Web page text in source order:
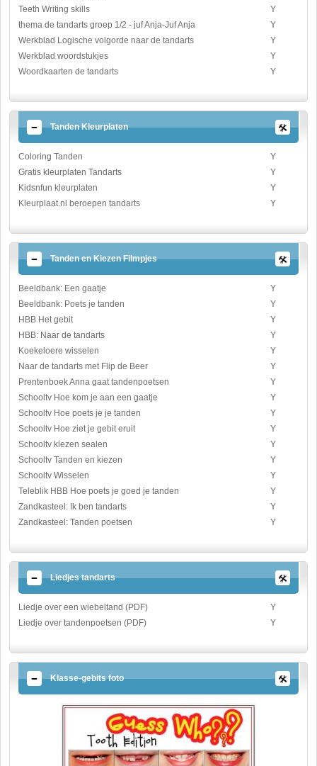
Teeth Writing skills
Y
thema de tandarts groep 1/2 - juf Anja-Juf Anja
Y
Werkblad Logische volgorde naar de tandarts
Y
Werkblad woordstukjes
Y
Woordkaarten de tandarts
Y
Tanden Kleurplaten
Coloring Tanden
Y
Gratis kleurplaten Tandarts
Y
Kidsnfun kleurplaten
Y
Kleurplaat.nl beroepen tandarts
Y
Tanden en Kiezen Filmpjes
Beeldbank: Een gaatje
Y
Beeldbank: Poets je tanden
Y
HBB Het gebit
Y
HBB: Naar de tandarts
Y
Koekeloere wisselen
Y
Naar de tandarts met Flip de Beer
Y
Prentenboek Anna gaat tandenpoetsen
Y
Schooltv Hoe kom je aan een gaatje
Y
Schooltv Hoe poets je je tanden
Y
Schooltv Hoe ziet je gebit eruit
Y
Schooltv kiezen sealen
Y
Schooltv Tanden en kiezen
Y
Schooltv Wisselen
Y
Teleblik HBB Hoe poets je goed je tanden
Y
Zandkasteel: Ik ben tandarts
Y
Zandkasteel: Tanden poetsen
Y
Liedjes tandarts
Liedje over een wiebeltand (PDF)
Y
Liedje over tandenpoetsen (PDF)
Y
Klasse-gebits foto